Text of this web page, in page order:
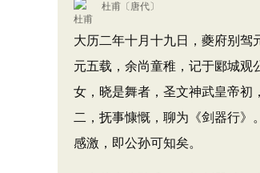
杜甫 〔唐代〕
大历二年十月十九日，夔府别驾
元五载，余尚童稚，记于郾城观
女，晓是舞者，圣文神武皇帝初
二，抚事慷慨，聊为《剑器行
感激，即公孙可知矣。